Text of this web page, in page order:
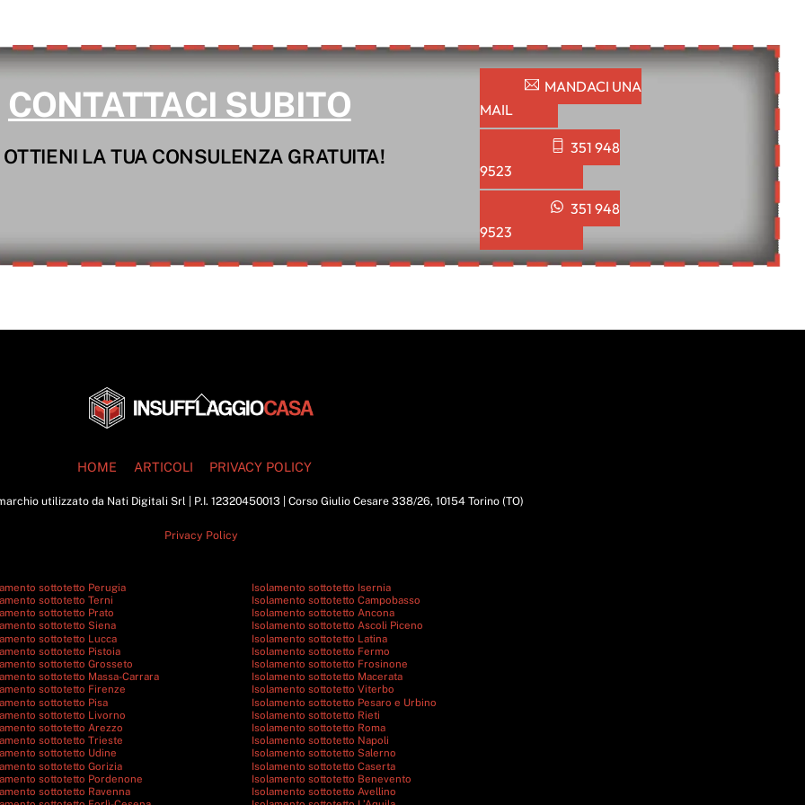
CONTATTACI SUBITO
OTTIENI LA TUA CONSULENZA GRATUITA!
MANDACI UNA
MAIL
351 948
9523
351 948
9523
Back
To
HOME
ARTICOLI PRIVACY POLICY
utilizzato da Nati Digitali Srl | P.I. 12320450013 | Corso Giulio Cesare 338/26, 10154 Torino (TO)
Privacy Policy
sottotetto Perugia
sottotetto Terni
sottotetto Prato
sottotetto Siena
sottotetto Lucca
sottotetto Pistoia
sottotetto Grosseto
sottotetto Massa-Carrara
sottotetto Firenze
sottotetto Pisa
sottotetto Livorno
sottotetto Arezzo
sottotetto Trieste
sottotetto Udine
sottotetto Gorizia
sottotetto Pordenone
sottotetto Ravenna
Isolamento sottotetto Isernia
Isolamento sottotetto Campobasso
Isolamento sottotetto Ancona
Isolamento sottotetto Ascoli Piceno
Isolamento sottotetto Latina
Isolamento sottotetto Fermo
Isolamento sottotetto Frosinone
Isolamento sottotetto Macerata
Isolamento sottotetto Viterbo
Isolamento sottotetto Pesaro e Urbino
Isolamento sottotetto Rieti
Isolamento sottotetto Roma
Isolamento sottotetto Napoli
Isolamento sottotetto Salerno
Isolamento sottotetto Caserta
Isolamento sottotetto Benevento
Isolamento sottotetto Avellino